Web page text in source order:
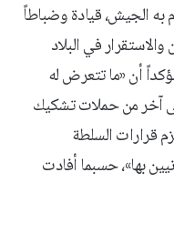
به الجيش، قيادة وضباطاً
في البلاد
أن «ما تتعرض له
آخر من حملات تشكيك
قرارات السلطة
بها»، حسبما أفادت